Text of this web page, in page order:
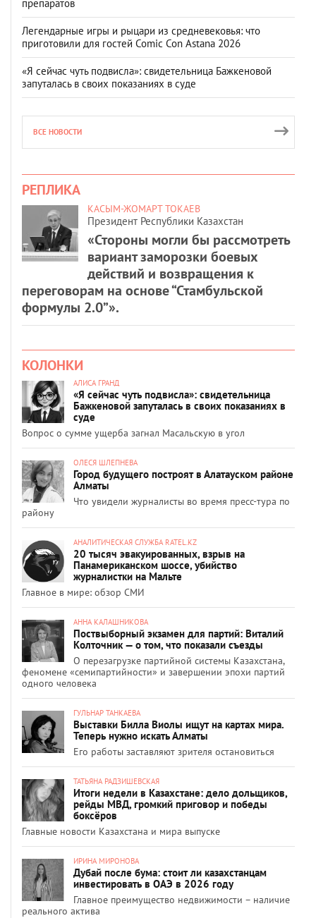
препаратов
Легендарные игры и рыцари из средневековья: что
приготовили для гостей Comic Con Astana 2026
«Я сейчас чуть подвисла»: свидетельница Бажкеновой
запуталась в своих показаниях в суде
ВСЕ НОВОСТИ
РЕПЛИКА
КАСЫМ-ЖОМАРТ ТОКАЕВ
Президент Республики Казахстан
«Стороны могли бы рассмотреть
вариант заморозки боевых
действий и возвращения к
переговорам на основе “Стамбульской
формулы 2.0”».
КОЛОНКИ
АЛИСА ГРАНД
«Я сейчас чуть подвисла»: свидетельница
Бажкеновой запуталась в своих показаниях в
суде
Вопрос о сумме ущерба загнал Масальскую в угол
ОЛЕСЯ ШЛЕПНЕВА
Город будущего построят в Алатауском районе
Алматы
Что увидели журналисты во время пресс-тура по
району
АНАЛИТИЧЕСКАЯ СЛУЖБА RATEL.KZ
20 тысяч эвакуированных, взрыв на
Панамериканском шоссе, убийство
журналистки на Мальте
Главное в мире: обзор СМИ
АННА КАЛАШНИКОВА
Поствыборный экзамен для партий: Виталий
Колточник — о том, что показали съезды
О перезагрузке партийной системы Казахстана,
феномене «семипартийности» и завершении эпохи партий
одного человека
ГУЛЬНАР ТАНКАЕВА
Выставки Билла Виолы ищут на картах мира.
Теперь нужно искать Алматы
Его работы заставляют зрителя остановиться
ТАТЬЯНА РАДЗИШЕВСКАЯ
Итоги недели в Казахстане: дело дольщиков,
рейды МВД, громкий приговор и победы
боксёров
Главные новости Казахстана и мира выпуске
ИРИНА МИРОНОВА
Дубай после бума: стоит ли казахстанцам
инвестировать в ОАЭ в 2026 году
Главное преимущество недвижимости – наличие
реального актива